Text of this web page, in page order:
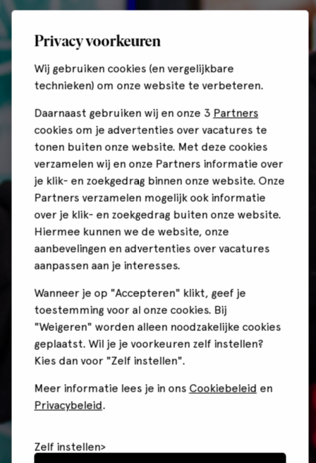
Privacy voorkeuren
Wij gebruiken cookies (en vergelijkbare
technieken) om onze website te verbeteren.
Daarnaast gebruiken wij en onze 3 Partners
cookies om je advertenties over vacatures te
tonen buiten onze website. Met deze cookies
verzamelen wij en onze Partners informatie over
je klik- en zoekgedrag binnen onze website. Onze
Partners verzamelen mogelijk ook informatie
over je klik- en zoekgedrag buiten onze website.
Hiermee kunnen we de website, onze
aanbevelingen en advertenties over vacatures
aanpassen aan je interesses.
Wanneer je op "Accepteren" klikt, geef je
toestemming voor al onze cookies. Bij
"Weigeren" worden alleen noodzakelijke cookies
geplaatst. Wil je je voorkeuren zelf instellen?
Kies dan voor "Zelf instellen".
Meer informatie lees je in ons Cookiebeleid en
Privacybeleid.
Zelf instellen